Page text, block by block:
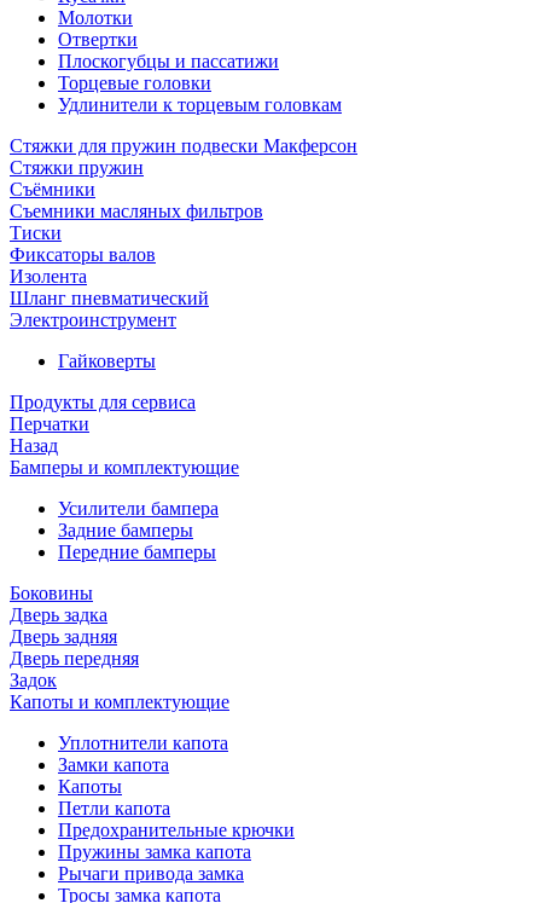
Молотки
Отвертки
Плоскогубцы и пассатижи
Торцевые головки
Удлинители к торцевым головкам
Стяжки для пружин подвески Макферсон
Стяжки пружин
Съёмники
Съемники масляных фильтров
Тиски
Фиксаторы валов
Изолента
Шланг пневматический
Электроинструмент
Гайковерты
Продукты для сервиса
Перчатки
Назад
Бамперы и комплектующие
Усилители бампера
Задние бамперы
Передние бамперы
Боковины
Дверь задка
Дверь задняя
Дверь передняя
Задок
Капоты и комплектующие
Уплотнители капота
Замки капота
Капоты
Петли капота
Предохранительные крючки
Пружины замка капота
Рычаги привода замка
Тросы замка капота